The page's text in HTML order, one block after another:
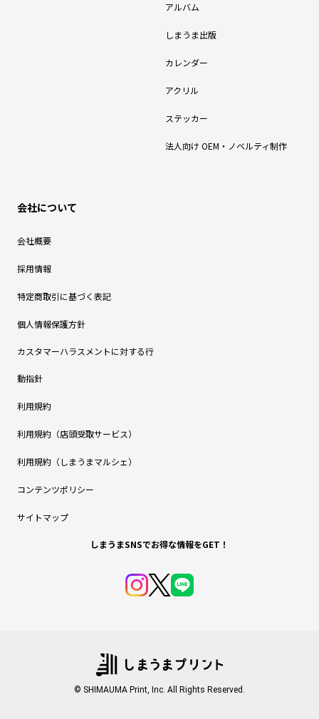
アルバム
しまうま出版
カレンダー
アクリル
ステッカー
法人向け OEM・ノベルティ制作
会社について
会社概要
採用情報
特定商取引に基づく表記
個人情報保護方針
カスタマーハラスメントに対する行
動指針
利用規約
利用規約（店頭受取サービス）
利用規約（しまうまマルシェ）
コンテンツポリシー
サイトマップ
しまうまSNSでお得な情報をGET！
© SHIMAUMA Print, Inc. All Rights Reserved.